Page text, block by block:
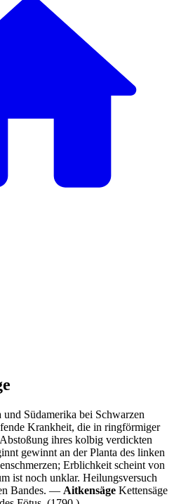
Südamerika bei Schwarzen
Krankheit, die in ringförmiger
ihres kolbig verdickten
gewinnt an der Planta des linken
Erblichkeit scheint von
ist noch unklar. Heilungsversuch
Bandes. — Aitkensäge Kettensäge